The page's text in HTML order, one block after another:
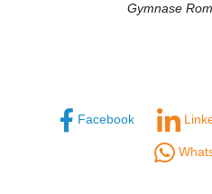
Gymnase
Facebook